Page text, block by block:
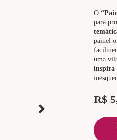
O
para
painel
uma
inspira
R$